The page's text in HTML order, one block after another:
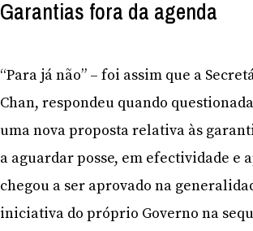
Garantias fora da agenda
“Para já não” – foi assim que a
Chan, respondeu quando
uma nova proposta relativa às
a aguardar posse, em efectividade e
chegou a ser aprovado na
iniciativa do próprio Governo na